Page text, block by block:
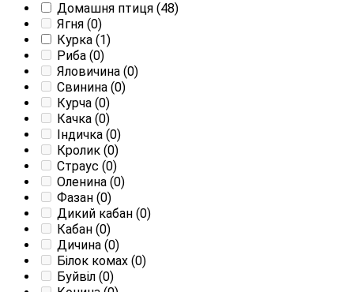
Домашня птиця (48)
Ягня (0)
Курка (1)
Риба (0)
Яловичина (0)
Свинина (0)
Курча (0)
Качка (0)
Індичка (0)
Кролик (0)
Страус (0)
Оленина (0)
Фазан (0)
Дикий кабан (0)
Кабан (0)
Дичина (0)
Білок комах (0)
Буйвіл (0)